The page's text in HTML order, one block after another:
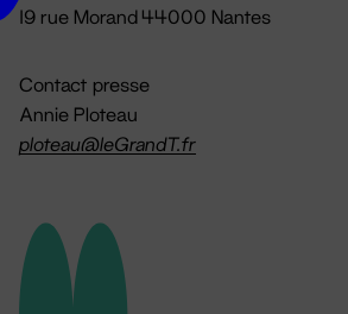
19 rue Morand 44000 Nantes
Contact presse
Annie Ploteau
ploteau@leGrandT.fr